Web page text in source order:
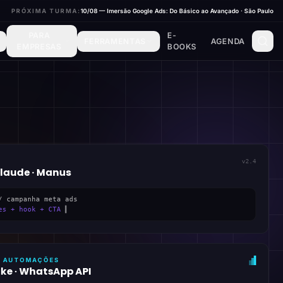
PRÓXIMA TURMA:10/08 — Imersão Google Ads: Do Básico ao Avançado · São Paulo
E-
BOOKS
AGENDA
· Manus
v2.4
meta ads
+ hook + CTA
· WhatsApp API